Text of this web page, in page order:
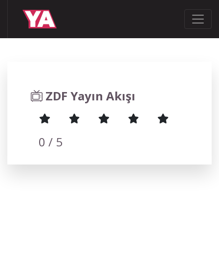
ZDF Yayın Akışı
0 / 5